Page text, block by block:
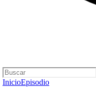
InicioEpisodio